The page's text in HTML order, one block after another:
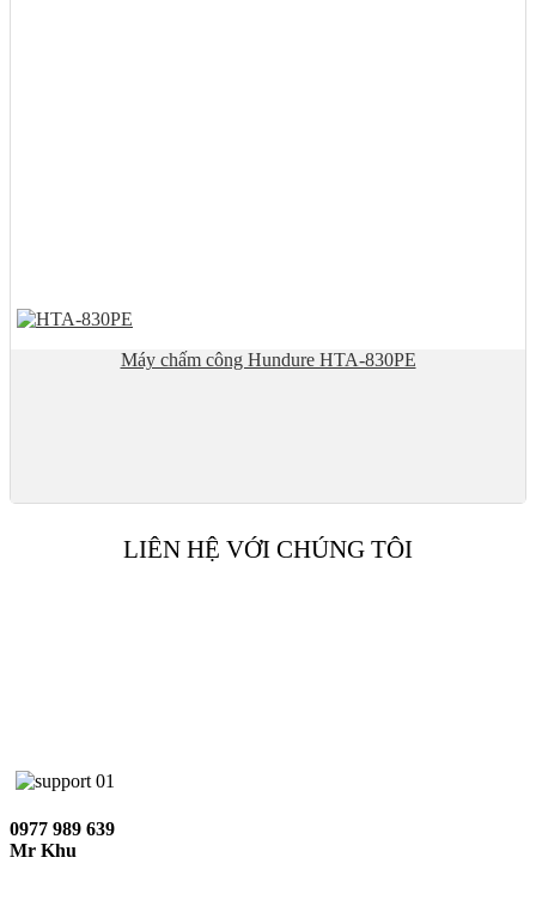
Máy chấm công Hundure HTA-830PE
LIÊN HỆ VỚI CHÚNG TÔI
0977 989 639
Mr Khu